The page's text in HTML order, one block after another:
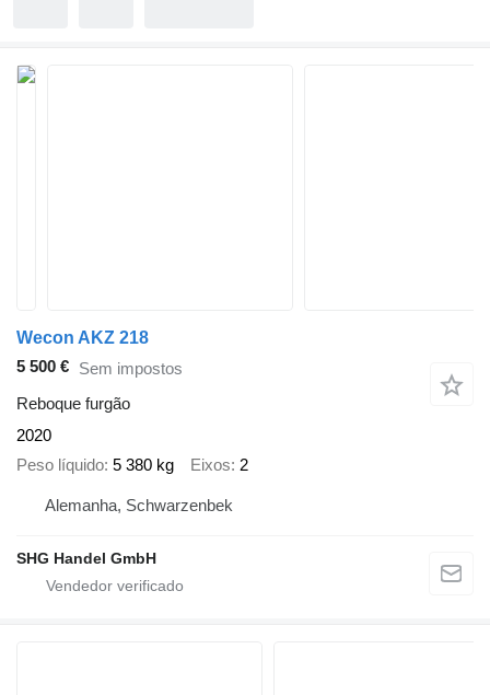
Wecon AKZ 218
5 500 € Sem impostos
Reboque furgão
2020
Peso líquido 5 380 kg Eixos 2
Alemanha, Schwarzenbek
SHG Handel GmbH